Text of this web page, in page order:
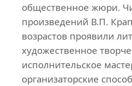
общественное жюри.
произведений В.П.
возрастов проявили
художественное
исполнительское
организаторские